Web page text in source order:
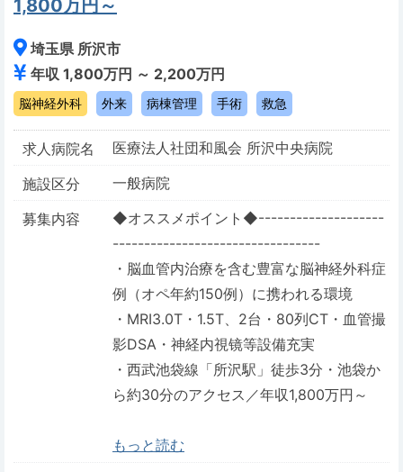
1,800万円～
埼玉県 所沢市
年収 1,800万円 ～ 2,200万円
脳神経外科 外来 病棟管理 手術 救急
求人病院名
医療法人社団和風会 所沢中央病院
施設区分
一般病院
募集内容
◆オススメポイント◆--------------------
---------------------------------
・脳血管内治療を含む豊富な脳神経外科症
例（オペ年約150例）に携われる環境
・MRI3.0T・1.5T、2台・80列CT・血管撮
影DSA・神経内視镜等設備充実
・西武池袋線「所沢駅」徒歩3分・池袋か
ら約30分のアクセス／年収1,800万円～
もっと読む